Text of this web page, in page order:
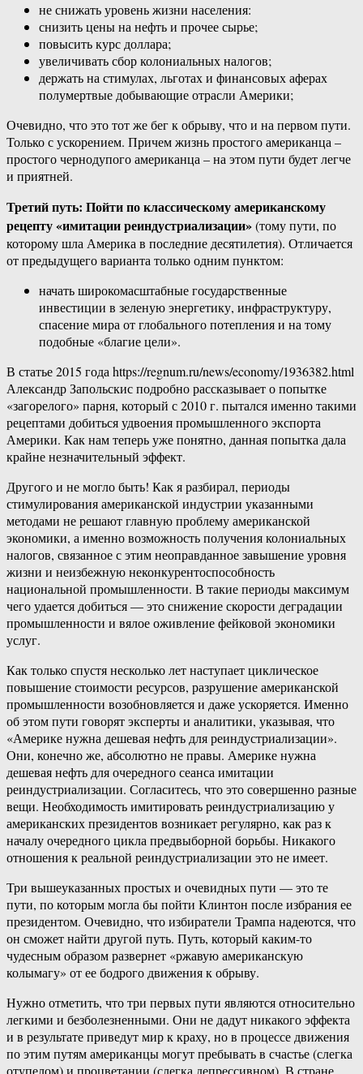
не снижать уровень жизни населения:
снизить цены на нефть и прочее сырье;
повысить курс доллара;
увеличивать сбор колониальных налогов;
держать на стимулах, льготах и финансовых аферах
полумертвые добывающие отрасли Америки;
Очевидно, что это тот же бег к обрыву, что и на первом пути.
Только с ускорением. Причем жизнь простого американца –
простого чернодупого американца – на этом пути будет легче
и приятней.
Третий путь: Пойти по классическому американскому
рецепту «имитации реиндустриализации»(тому пути, по
которому шла Америка в последние десятилетия). Отличается
от предыдущего варианта только одним пунктом:
начать широкомасштабные государственные
инвестиции в зеленую энергетику, инфраструктуру,
спасение мира от глобального потепления и на тому
подобные «благие цели».
В статье 2015 года https://regnum.ru/news/economy/1936382.html
Александр Запольскис подробно рассказывает о попытке
«загорелого» парня, который с 2010 г. пытался именно такими
рецептами добиться удвоения промышленного экспорта
Америки. Как нам теперь уже понятно, данная попытка дала
крайне незначительный эффект.
Другого и не могло быть! Как я разбирал, периоды
стимулирования американской индустрии указанными
методами не решают главную проблему американской
экономики, а именно возможность получения колониальных
налогов, связанное с этим неоправданное завышение уровня
жизни и неизбежную неконкурентоспособность
национальной промышленности. В такие периоды максимум
чего удается добиться — это снижение скорости деградации
промышленности и вялое оживление фейковой экономики
услуг.
Как только спустя несколько лет наступает циклическое
повышение стоимости ресурсов, разрушение американской
промышленности возобновляется и даже ускоряется. Именно
об этом пути говорят эксперты и аналитики, указывая, что
«Америке нужна дешевая нефть для реиндустриализации».
Они, конечно же, абсолютно не правы. Америке нужна
дешевая нефть для очередного сеанса имитации
реиндустриализации. Согласитесь, что это совершенно разные
вещи. Необходимость имитировать реиндустриализацию у
американских президентов возникает регулярно, как раз к
началу очередного цикла предвыборной борьбы. Никакого
отношения к реальной реиндустриализации это не имеет.
Три вышеуказанных простых и очевидных пути — это те
пути, по которым могла бы пойти Клинтон после избрания ее
президентом. Очевидно, что избиратели Трампа надеются, что
он сможет найти другой путь. Путь, который каким-то
чудесным образом развернет «ржавую американскую
колымагу» от ее бодрого движения к обрыву.
Нужно отметить, что три первых пути являются относительно
легкими и безболезненными. Они не дадут никакого эффекта
и в результате приведут мир к краху, но в процессе движения
по этим путям американцы могут пребывать в счастье (слегка